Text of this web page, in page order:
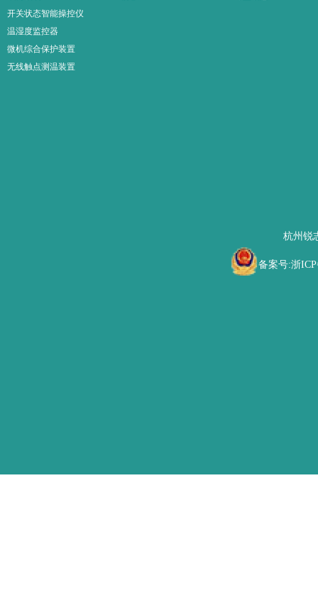
开关状态智能操控仪
温湿度监控器
微机综合保护装置
无线触点测温装置
杭州锐
备案号:浙ICP